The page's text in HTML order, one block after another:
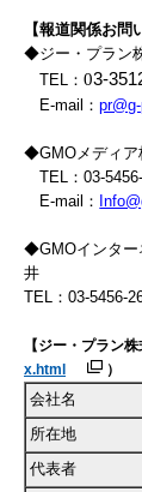
【報道関係お問
◆ジー・プラ
TEL ：03-
E-mail ：
◆GMO メディ
TEL ：03-
E-mail ：
◆GMOインタ
井
TEL：03-5456-
【ジー・プラン株
x.html
）
会社名
所在地
代表者